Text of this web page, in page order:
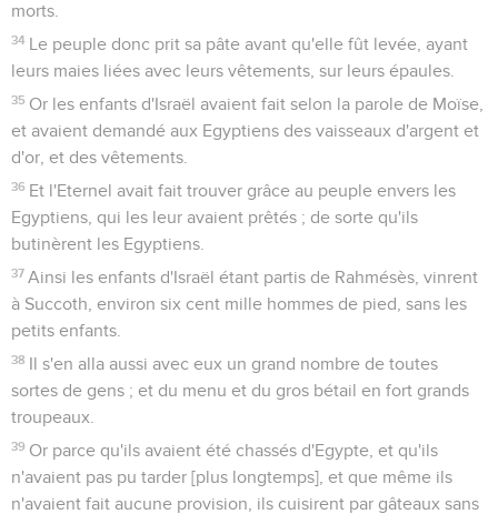
morts.
34 Le peuple donc prit sa pâte avant qu'elle fût levée, ayant
leurs maies liées avec leurs vêtements, sur leurs épaules.
35 Or les enfants d'Israël avaient fait selon la parole de Moïse,
et avaient demandé aux Egyptiens des vaisseaux d'argent et
d'or, et des vêtements.
36 Et l'Eternel avait fait trouver grâce au peuple envers les
Egyptiens, qui les leur avaient prêtés ; de sorte qu'ils
butinèrent les Egyptiens.
37 Ainsi les enfants d'Israël étant partis de Rahmésès, vinrent
à Succoth, environ six cent mille hommes de pied, sans les
petits enfants.
38 Il s'en alla aussi avec eux un grand nombre de toutes
sortes de gens ; et du menu et du gros bétail en fort grands
troupeaux.
39 Or parce qu'ils avaient été chassés d'Egypte, et qu'ils
n'avaient pas pu tarder [plus longtemps], et que même ils
n'avaient fait aucune provision, ils cuisirent par gâteaux sans